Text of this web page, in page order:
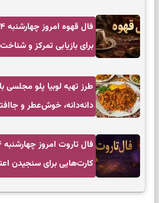
برای بازیابی تمرکز و
طرز تهیه لوبیا پلو
دانه‌دانه، خوش‌عطر و
کارت‌هایی برای سنجیدن